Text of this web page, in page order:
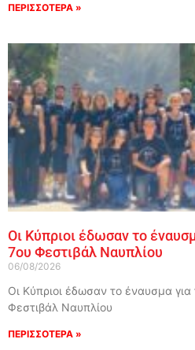
ΠΕΡΙΣΣΟΤΕΡΑ »
Οι Κύπριοι έδωσαν το
7ου Φεστιβάλ Ναυπλίου
06/08/2026
Οι Κύπριοι έδωσαν το έναυσμα
Φεστιβάλ Ναυπλίου
ΠΕΡΙΣΣΟΤΕΡΑ »